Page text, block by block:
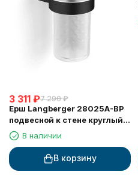
3 311 ₽7 290 ₽
Ерш Langberger 28025A-BP
подвесной к стене круглый
черный стекло
В наличии
В корзину